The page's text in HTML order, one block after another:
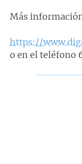
Más
https://
o en el teléfono